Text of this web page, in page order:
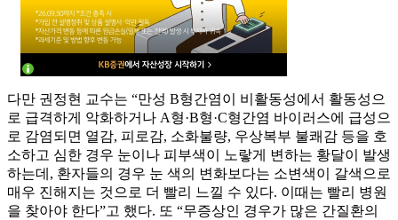
다만 권정현 교수는 “만성 B형간염이 비활동성에서 활동성으
로 급격하게 악화하거나 A형·B형·C형간염 바이러스에 급성으
로 감염되면 열감, 피로감, 소화불량, 우상복부 불쾌감 등을 호
소하고 심한 경우 눈이나 피부색이 노랗게 변하는 황달이 발생
하는데, 환자들의 경우 눈 색의 변화보다는 소변색이 갈색으로
매우 진해지는 것으로 더 빨리 느낄 수 있다. 이때는 빨리 병원
을 찾아야 한다”고 했다. 또 “무증상인 경우가 많은 간질환의